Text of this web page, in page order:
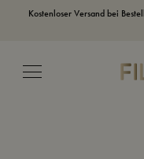
Kostenloser Versand bei